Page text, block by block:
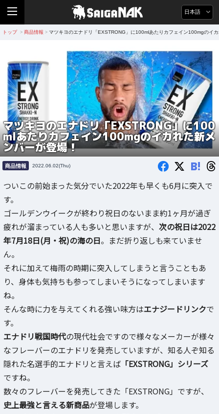
日本語
トップ > 商品情報 > マツキヨのエナドリ「EXSTRONG」に100mlあたりカフェイン100mgのイ
マツキヨのエナドリ「EXSTRONG」に100
mlあたりカフェイン100mgのイカれた新メ
ンバーが登場！
商品情報 2022.06.02(Thu) B!
ついこの前始まった気分でいた2022年も早くも6月に突入で
す。
ゴールデンウイークが終わり祝日のないまま約1ヶ月が過ぎ
疲れが溜まっている人も多いと思いますが、 次の祝日は2022
年7月18日(月・祝)の海の日。まだ折り返しも来ていませ
ん。
それに加えて梅雨の時期に突入してしまうと言うこともあ
り、身体も気持ちも参ってしまいそうになってしまいます
ね。
そんな時に力を与えてくれる強い味方はエナジードリンクで
す。
エナドリ戦国時代の現代社会ですので様々なメーカーが様々
なフレーバーのエナドリを発売していますが、知る人ぞ知る
隠れた名選手的エナドリと言えば 「EXSTRONG」シリーズ
ですね。
数々のフレーバーを発売してきた「EXSTRONG」ですが、
史上最強と言える新商品が登場します。